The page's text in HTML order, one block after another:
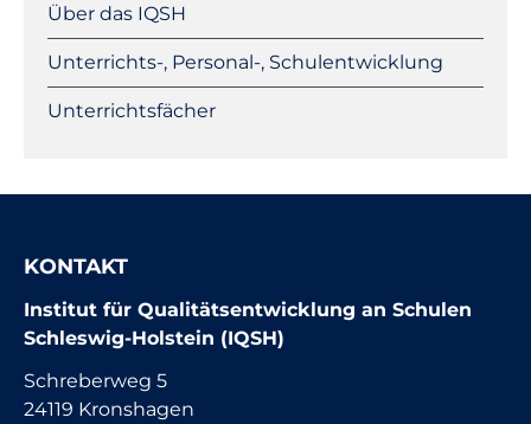
Über das IQSH
Unterrichts-, Personal-, Schulentwicklung
Unterrichtsfächer
KONTAKT
Institut für Qualitätsentwicklung an Schulen
Schleswig-Holstein (IQSH)
Schreberweg 5
24119 Kronshagen